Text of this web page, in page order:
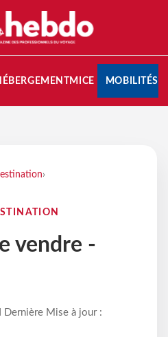
MICE MOBILITÉS
›
vendre -
Mise à jour :